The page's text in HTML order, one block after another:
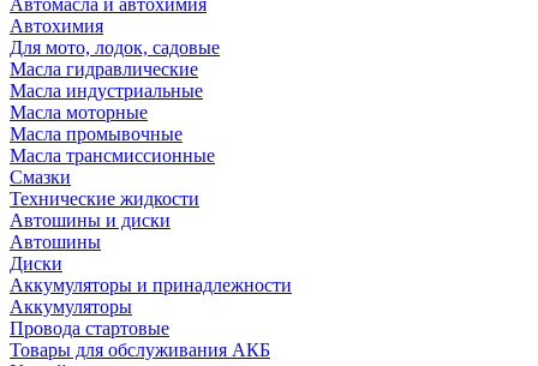
Автомасла и автохимия
Автохимия
Для мото, лодок, садовые
Масла гидравлические
Масла индустриальные
Масла моторные
Масла промывочные
Масла трансмиссионные
Смазки
Технические жидкости
Автошины и диски
Автошины
Диски
Аккумуляторы и принадлежности
Аккумуляторы
Провода стартовые
Товары для обслуживания АКБ